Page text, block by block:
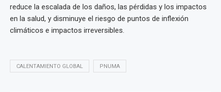
reduce la escalada de los daños, las pérdidas y los impactos
en la salud, y disminuye el riesgo de puntos de inflexión
climáticos e impactos irreversibles.
CALENTAMIENTO GLOBAL PNUMA